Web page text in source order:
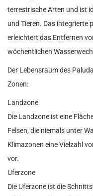
terrestrische Arten und ist
und Tieren. Das integrierte
erleichtert das Entfernen
wöchentlichen
Der Lebensraum des
Zonen:
Landzone
Die Landzone ist eine
Felsen, die niemals unter
Klimazonen eine Vielzahl
vor.
Uferzone
Die Uferzone ist die